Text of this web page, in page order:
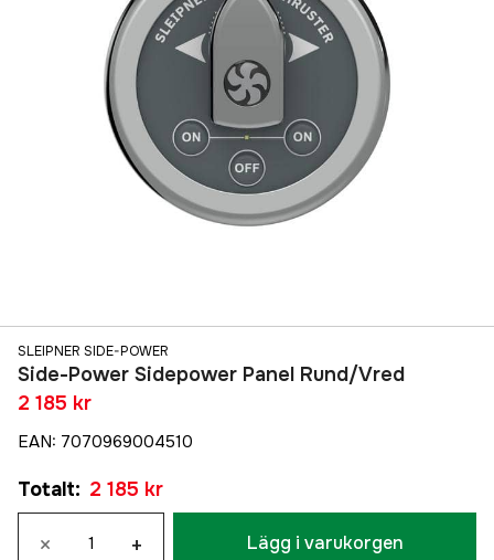
SLEIPNER SIDE-POWER
Side-Power Sidepower Panel Rund/Vred
2 185 kr
EAN: 7070969004510
Totalt: 2 185 kr
× + Lägg i varukorgen